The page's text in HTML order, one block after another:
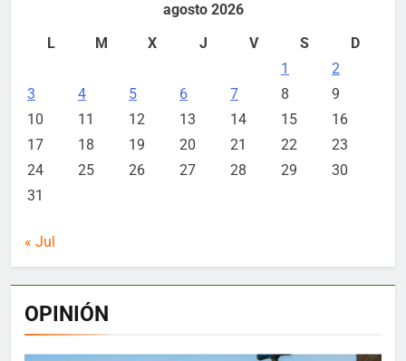
agosto 2026
L
M X J V S
D
1
2
3
4 5 6 7 8
9
10
11 12 13 14 15
16
17
18 19 20 21 22
23
24
25 26 27 28 29
30
31
« Jul
OPINIÓN